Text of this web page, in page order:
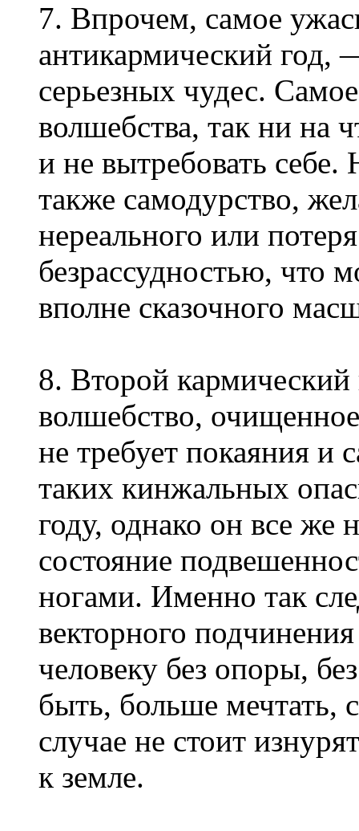
7. Впрочем, самое
антикармический год,
серьезных чудес.
волшебства, так ни на
и не вытребовать
также самодурство,
нереального или
безрассудностью, что
вполне сказочного
8. Второй кармический
волшебство,
не требует покаяния и
таких кинжальных
году, однако он все же
состояние
ногами. Именно так
векторного
человеку без опоры,
быть, больше мечтать,
случае не стоит
к земле.